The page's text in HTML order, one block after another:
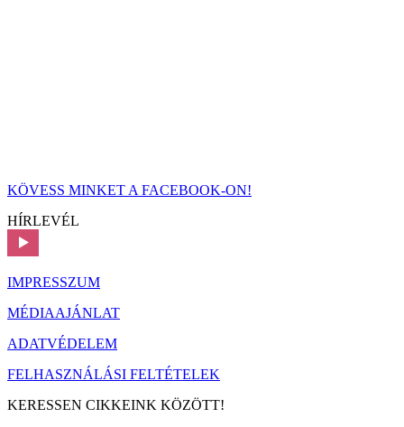
KÖVESS MINKET A FACEBOOK-ON!
HÍRLEVÉL
IMPRESSZUM
MÉDIAAJÁNLAT
ADATVÉDELEM
FELHASZNÁLÁSI FELTÉTELEK
KERESSEN CIKKEINK KÖZÖTT!